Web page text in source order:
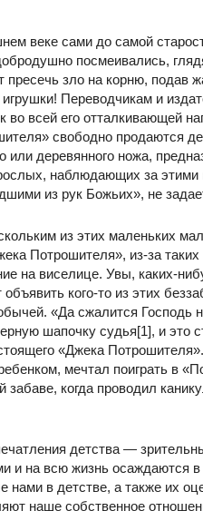
веке сами до самой
посмеивались,
зло на корню, подав
Переводчикам и
всей его отталкивающей
свободно продаются
или деревянного ножа,
наблюдающих за
из рук Божьих», не
из этих маленьких
Потрошителя», из-за таких
на виселице. Увы, каких-
кого-то из этих
«Да сжалится Господь
шапочку судья[1], и это
«Джека
мечтал поиграть в
забаве, когда проводил
детства —
и на всю жизнь осаждаются
в детстве, а также их
наше собственное